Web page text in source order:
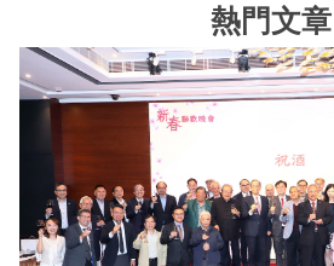
熱門文章